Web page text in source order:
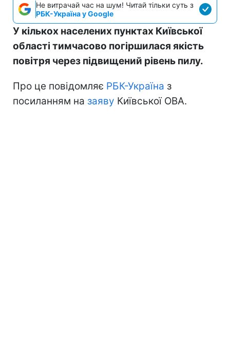
Не витрачай час на шум! Читай тільки суть з
РБК-Україна у Google
У кількох населених пунктах Київської
області тимчасово погіршилася якість
повітря через підвищений рівень пилу.
Про це повідомляє РБК-Україна з
посиланням на заяву Київської ОВА.